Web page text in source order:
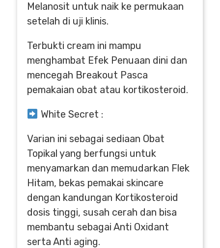
Melanosit untuk naik ke permukaan
setelah di uji klinis.
Terbukti cream ini mampu
menghambat Efek Penuaan dini dan
mencegah Breakout Pasca
pemakaian obat atau kortikosteroid.
White Secret :
Varian ini sebagai sediaan Obat
Topikal yang berfungsi untuk
menyamarkan dan memudarkan Flek
Hitam, bekas pemakai skincare
dengan kandungan Kortikosteroid
dosis tinggi, susah cerah dan bisa
membantu sebagai Anti Oxidant
serta Anti aging.